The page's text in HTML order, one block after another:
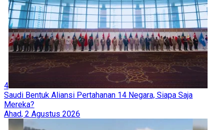
4
Saudi Bentuk Aliansi Pertahanan 14 Negara, Siapa Saja
Mereka?
Ahad, 2 Agustus 2026